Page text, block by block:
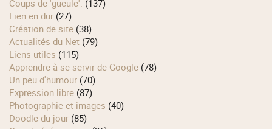
Coups de 'gueule'. (137)
Lien en dur (27)
Création de site (38)
Actualités du Net (79)
Liens utiles (115)
Apprendre à se servir de Google (78)
Un peu d'humour (70)
Expression libre (87)
Photographie et images (40)
Doodle du jour (85)